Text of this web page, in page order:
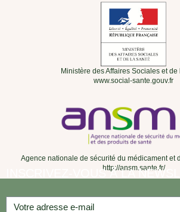
Ministère des Affaires Sociales et de
www.social-sante.gouv.fr
Agence nationale de sécurité du médicament et
http://ansm.sante.fr/
INSCRIVEZ-VOUS À LA